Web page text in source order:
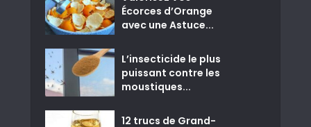
Écorces d’Orange
avec une Astuce...
L’insecticide le plus
puissant contre les
moustiques...
12 trucs de Grand-